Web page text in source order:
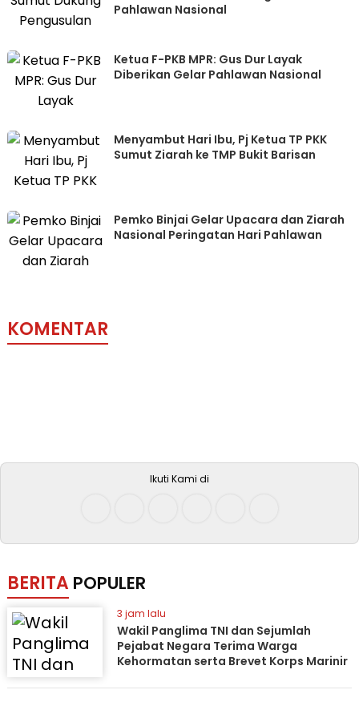
Pahlawan Nasional
Ketua F-PKB MPR: Gus Dur Layak
Diberikan Gelar Pahlawan Nasional
Menyambut Hari Ibu, Pj Ketua TP PKK
Sumut Ziarah ke TMP Bukit Barisan
Pemko Binjai Gelar Upacara dan Ziarah
Nasional Peringatan Hari Pahlawan
KOMENTAR
Ikuti Kami di
BERITA POPULER
3 jam lalu
Wakil Panglima TNI dan Sejumlah
Pejabat Negara Terima Warga
Kehormatan serta Brevet Korps Marinir